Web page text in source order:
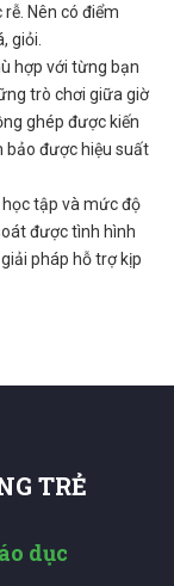
Nên có điểm
giỏi.
hợp với từng bạn
trò chơi giữa giờ
ghép được kiến
bảo được hiệu suất
tập và mức độ
được tình hình
pháp hỗ trợ kịp
TRẺ
dục